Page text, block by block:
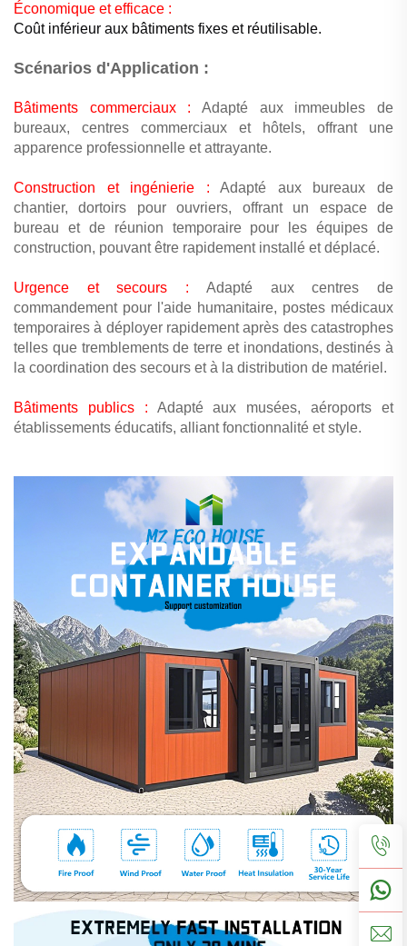
Économique et efficace :
Coût inférieur aux bâtiments fixes et réutilisable.
Scénarios d'Application :
Bâtiments commerciaux : Adapté aux immeubles de
bureaux, centres commerciaux et hôtels, offrant une
apparence professionnelle et attrayante.
Construction et ingénierie :Adapté aux bureaux de
chantier, dortoirs pour ouvriers, offrant un espace de
bureau et de réunion temporaire pour les équipes de
construction, pouvant être rapidement installé et déplacé.
Urgence et secours : Adapté aux centres de
commandement pour l'aide humanitaire, postes médicaux
temporaires à déployer rapidement après des catastrophes
telles que tremblements de terre et inondations, destinés à
la coordination des secours et à la distribution de matériel.
Bâtiments publics : Adapté aux musées, aéroports et
établissements éducatifs, alliant fonctionnalité et style.